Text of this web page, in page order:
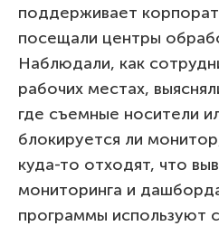
поддерживает
посещали центры
Наблюдали, как
рабочих местах,
где съемные носители
блокируется ли
куда-то отходят, что
мониторинга и
программы используют